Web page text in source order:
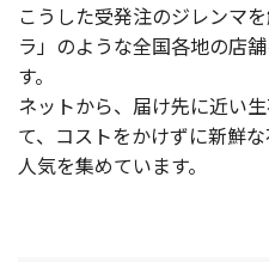
こうした受発注のジレンマ
ラ」のような全国各地の店
す。
ネットから、届け先に近い
て、コストをかけずに新鮮
人気を集めています。